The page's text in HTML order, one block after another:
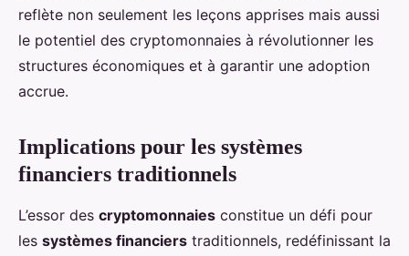
reflète non seulement les leçons apprises mais aussi
le potentiel des cryptomonnaies à révolutionner les
structures économiques et à garantir une adoption
accrue.
Implications pour les systèmes
financiers traditionnels
L’essor des cryptomonnaies constitue un défi pour
les systèmes financiers traditionnels, redéfinissant la